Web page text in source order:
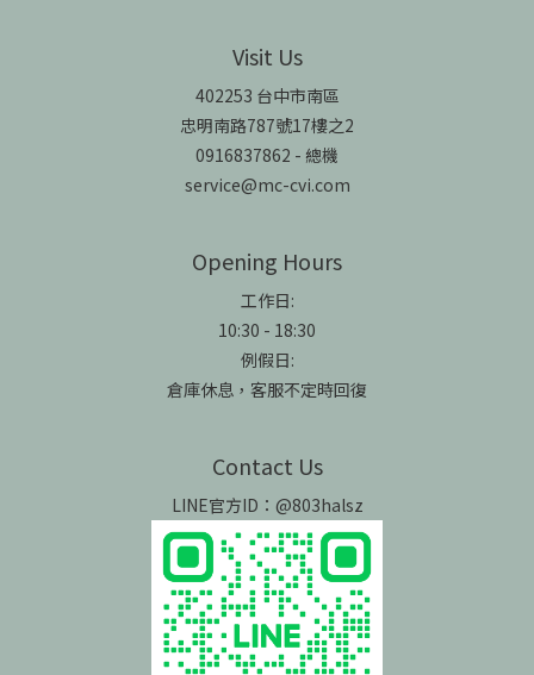
Visit Us
402253 台中市南區
忠明南路787號17樓之2
0916837862 - 總機
service@mc-cvi.com
Opening Hours
工作日:
10:30 - 18:30
例假日:
倉庫休息，客服不定時回復
Contact Us
LINE官方ID：@803halsz